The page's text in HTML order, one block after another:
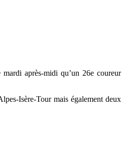
après-midi qu’un 26e coureur
Isère-Tour mais également deux